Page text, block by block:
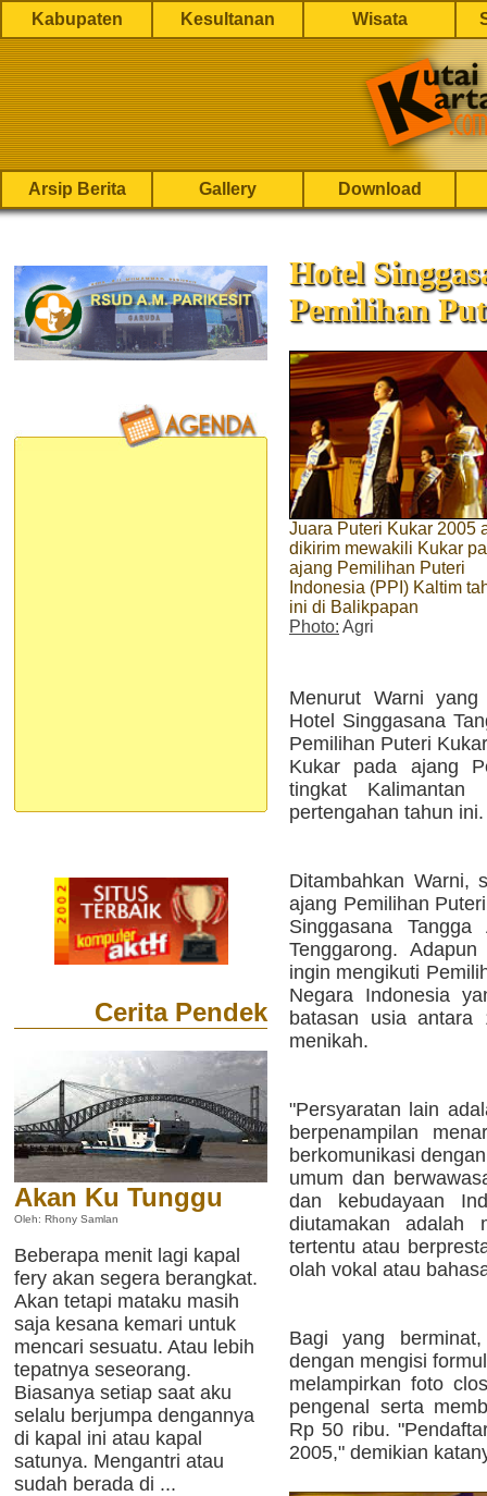
Kabupaten Kesultanan Wisata
Arsip Berita Gallery Download
Cerita Pendek
Akan Ku Tunggu
Oleh: Rhony Samlan
Beberapa menit lagi kapal
fery akan segera berangkat.
Akan tetapi mataku masih
saja kesana kemari untuk
mencari sesuatu. Atau lebih
tepatnya seseorang.
Biasanya setiap saat aku
selalu berjumpa dengannya
di kapal ini atau kapal
satunya. Mengantri atau
sudah berada di ...
Hotel
Pemilihan
Juara Puteri Kukar 2005
dikirim mewakili Kukar
ajang Pemilihan Puteri
Indonesia (PPI) Kaltim
ini di Balikpapan
Photo: Agri
Menurut Warni
Hotel Singgasana
Pemilihan Puteri
Kukar pada ajang
tingkat
pertengahan tahun ini.
Ditambahkan Warni,
ajang Pemilihan
Singgasana
Tenggarong.
ingin mengikuti
Negara Indonesia
batasan usia
menikah.
"Persyaratan lain
berpenampilan
berkomunikasi
umum dan
dan kebudayaan
diutamakan adalah
tertentu atau
olah vokal atau
Bagi yang
dengan mengisi
melampirkan foto
pengenal serta
Rp 50 ribu.
2005," demikian